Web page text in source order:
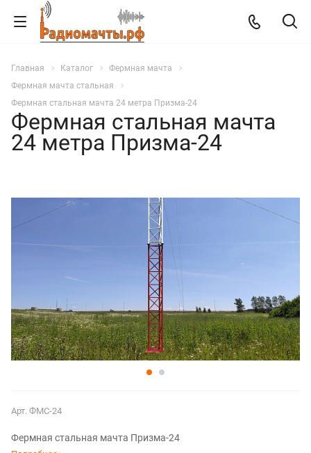
Главная Каталог
Фермная мачта
Фермная мачта стальная
Фермная стальная мачта 24 метра Призма-24
Фермная стальная мачта
24 метра Призма-24
Арт. ФМС-24
Фермная стальная мачта Призма-24